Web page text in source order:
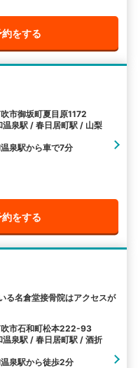
をする
市御坂町夏目原1172
温泉駅 / 春日居町駅 / 山梨
泉駅から車で7分
をする
る名倉堂接骨院はアクセスが
吹市石和町松本222-93
温泉駅 / 春日居町駅 / 酒折
泉駅から徒歩2分